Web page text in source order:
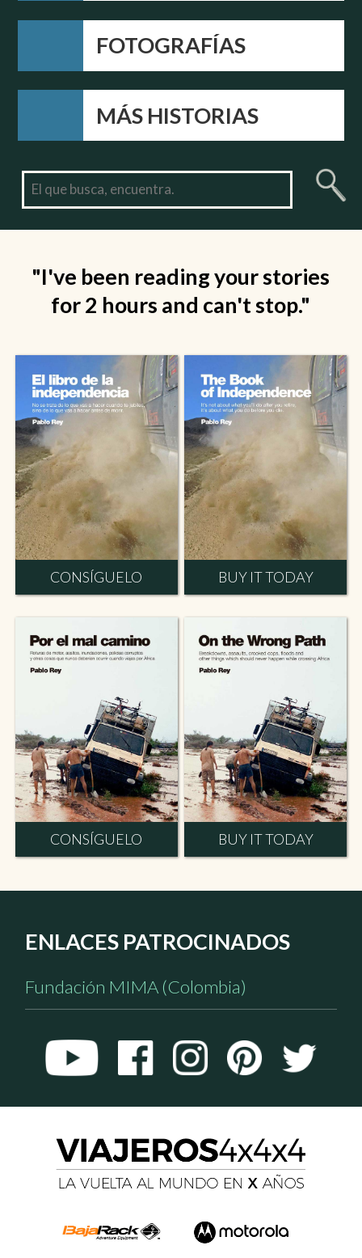
FOTOGRAFÍAS
MÁS HISTORIAS
"I've been reading your stories
for 2 hours and can't stop."
CONSÍGUELO BUY IT TODAY
CONSÍGUELO BUY IT TODAY
ENLACES PATROCINADOS
Fundación MIMA (Colombia)